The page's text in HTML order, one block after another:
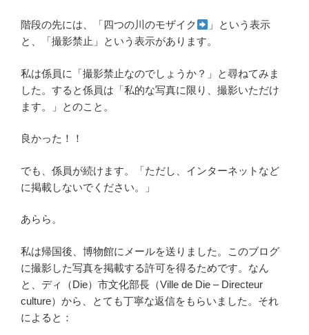
階段の先には、「四つの川のモザイク
」という表示
と、「撮影禁止」という表示があります。
私は係員に「撮影禁止なのでしょうか？」と尋ねてみま
した。すると係員は「私的な写真に限り、撮影いただけ
ます。」とのこと。
良かった！！
でも、係員が続けます。「ただし、インターネットなど
に掲載しないでください。」
あらら。
私は帰国後、博物館にメールを送りました。このブログ
に撮影した写真を掲載する許可を得るためです。なん
と、ディ（Die）市文化部長（Ville de Die – Directeur
culture）から、とても丁寧な返信をもらいました。それ
によると：